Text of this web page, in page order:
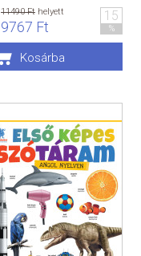
11490 Ft helyett
9767 Ft
15
%
Kosárba